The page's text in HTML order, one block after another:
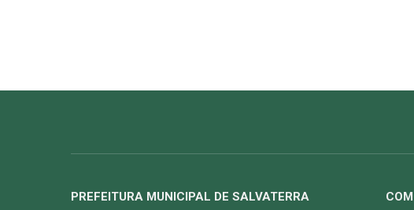
PREFEITURA MUNICIPAL DE SALVATERRA